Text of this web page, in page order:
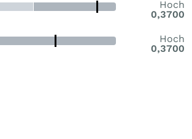
Hoch
0,3700
Hoch
0,3700